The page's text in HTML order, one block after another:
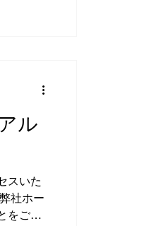
ル
スいた
社ホー
をご報